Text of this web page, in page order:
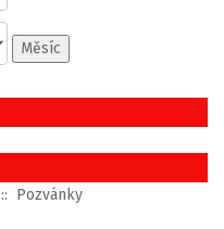
Měsíc
:: Pozvánky